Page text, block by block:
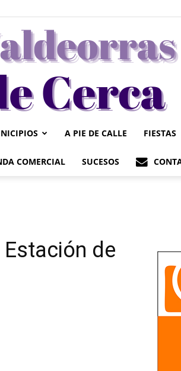
Valdeorrasdecerca
A PIE DE CALLE FIESTAS
COMERCIAL SUCESOS
de